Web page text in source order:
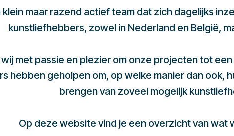
klein maar razend actief team dat zich dagelijks
kunstliefhebbers, zowel in Nederland en België,
met passie en plezier om onze projecten tot
hebben geholpen om, op welke manier dan ook,
brengen van zoveel mogelijk
Op deze website vind je een overzicht van wat